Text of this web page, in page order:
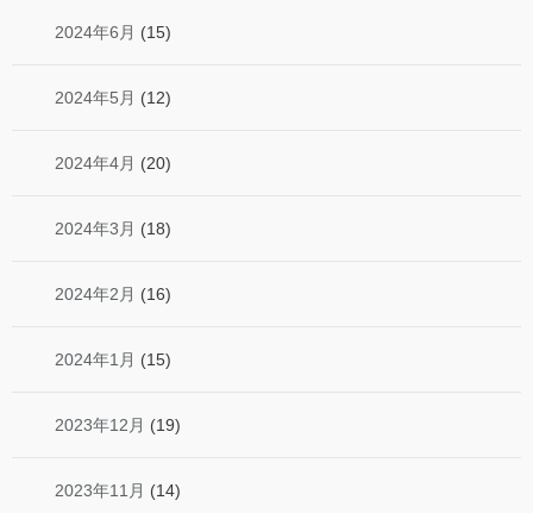
2024年6月 (15)
2024年5月 (12)
2024年4月 (20)
2024年3月 (18)
2024年2月 (16)
2024年1月 (15)
2023年12月 (19)
2023年11月 (14)